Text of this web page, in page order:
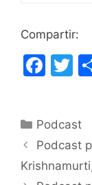
Compartir:
F
e
b
o
T
er
Categorías
Podcast
Podcast